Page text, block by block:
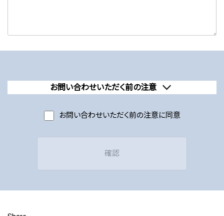
お問い合わせいただく前の注意
本サイトでご提供いただきました個人情報に関しましては、『
当サイトからご提供いただく個人情報を次の目的で使用させて
めに当社内の担当部門または当社関連会社から直接回答をさ
お問い合わせいただく前の注意に同意